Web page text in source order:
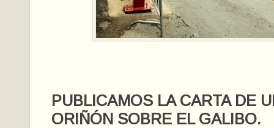
PUBLICAMOS LA CARTA DE
ORIÑÓN SOBRE EL GALIBO.